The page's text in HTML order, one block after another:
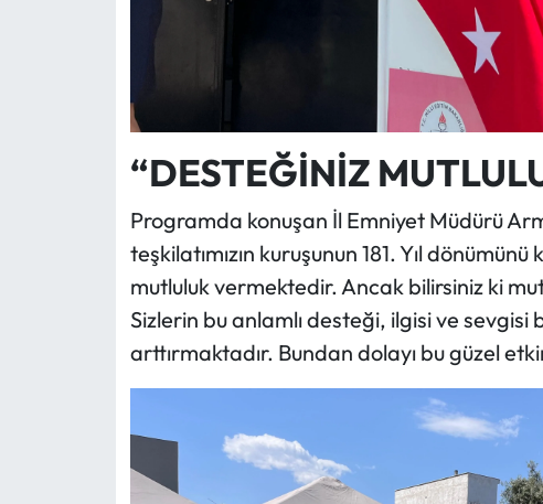
“DESTEĞİNİZ
Programda konuşan İl Emniyet Müdürü
teşkilatımızın kuruşunun 181. Yıl
mutluluk vermektedir. Ancak bilirsiniz ki
Sizlerin bu anlamlı desteği, ilgisi ve
arttırmaktadır. Bundan dolayı bu güzel